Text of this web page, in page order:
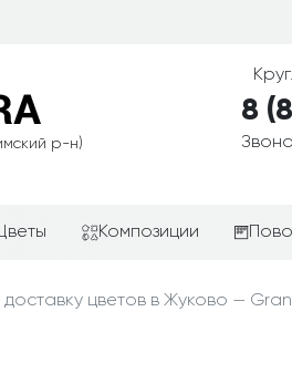
р-н)
8
Композиции
доставку цветов в Жуково —